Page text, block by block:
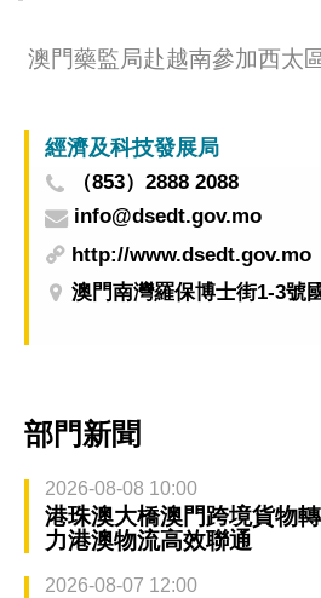
澳門藥監局赴越南參加西太
經濟及科技發展局
（853）2888 2088
info@dsedt.gov.mo
http://www.dsedt.gov.mo
澳門南灣羅保博士街1-3號
部門新聞
2026-08-08 10:00
港珠澳大橋澳門跨境貨物
力港澳物流高效聯通
2026-08-07 12:00